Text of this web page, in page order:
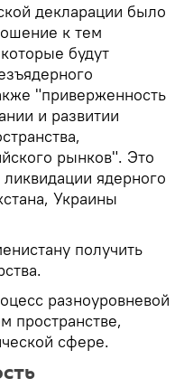
декларации было
к тем
будут
"приверженность
и развитии
рынков". Это
ядерного
Украины
получить
разноуровневой
пространстве,
сфере.